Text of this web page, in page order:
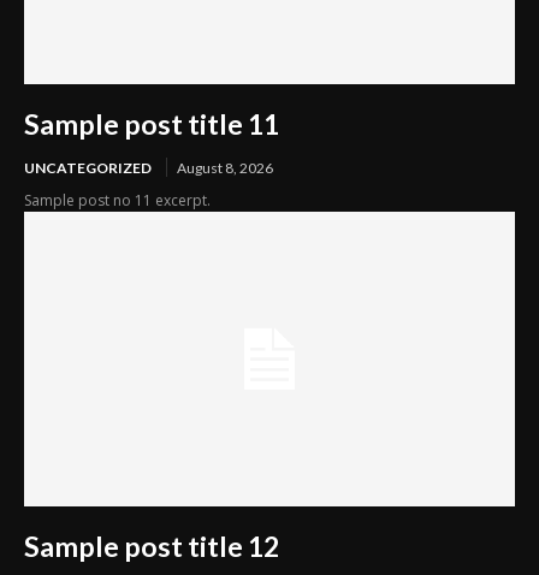
Sample post title 11
UNCATEGORIZED August 8, 2026
Sample post no 11 excerpt.
Sample post title 12